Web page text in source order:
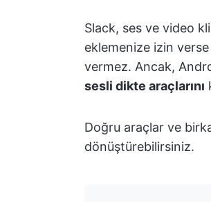
Slack, ses ve video
eklemenize izin
vermez. Ancak,
sesli dikte araçlarını
Doğru araçlar ve
dönüştürebilirsiniz.